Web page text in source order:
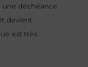
une déchéance
devient
est très